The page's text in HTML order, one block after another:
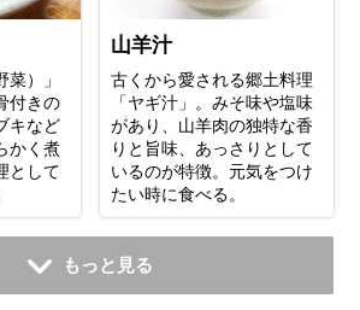
菜）」
付きの
キなど
かく煮
として
山羊汁
古くから愛される郷土料理
「ヤギ汁」。みそ味や塩味
があり、山羊肉の独特な香
りと旨味、あっさりとして
いるのが特徴。元気をつけ
たい時に食べる。
もっと見る